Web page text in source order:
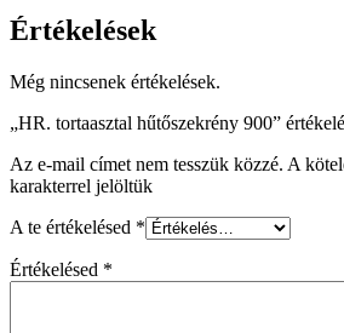
Értékelések
Még nincsenek értékelések.
„HR. tortaasztal hűtőszekrény 900”
Az e-mail címet nem tesszük közzé. A
karakterrel jelöltük
A te értékelésed *
Értékelésed *